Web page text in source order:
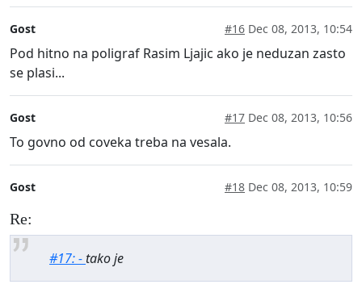
Gost #16 Dec 08, 2013, 10:54
Pod hitno na poligraf Rasim Ljajic ako je neduzan zasto
se plasi...
Gost #17 Dec 08, 2013, 10:56
To govno od coveka treba na vesala.
Gost #18 Dec 08, 2013, 10:59
Re:
#17: - tako je